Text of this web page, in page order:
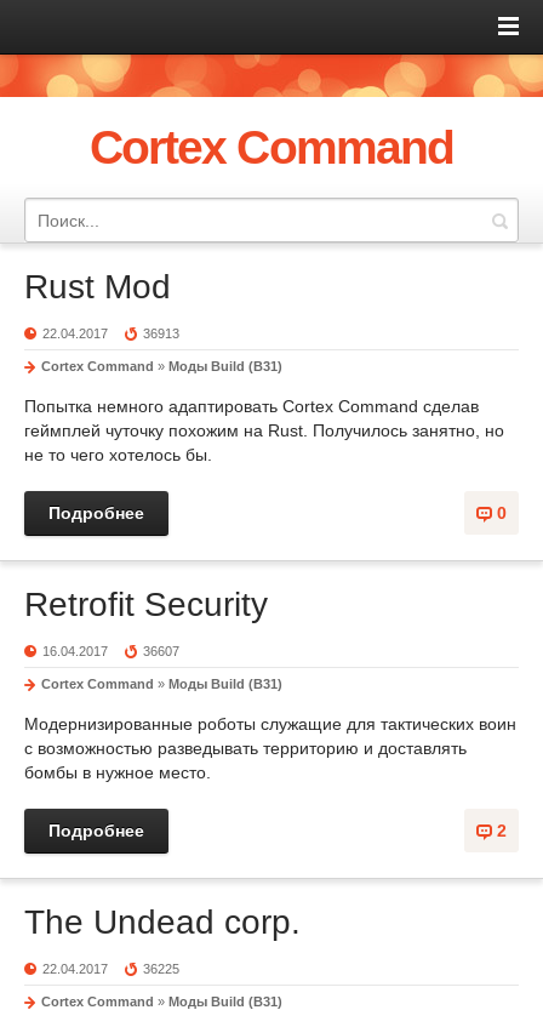
Cortex Command
Rust Mod
22.04.2017 36913
Cortex Command » Моды Build (B31)
Попытка немного адаптировать Cortex Command сделав
геймплей чуточку похожим на Rust. Получилось занятно, но
не то чего хотелось бы.
0
Подробнее
Retrofit Security
16.04.2017 36607
Cortex Command » Моды Build (B31)
Модернизированные роботы служащие для тактических воин
с возможностью разведывать территорию и доставлять
бомбы в нужное место.
2
Подробнее
The Undead corp.
22.04.2017 36225
Cortex Command » Моды Build (B31)